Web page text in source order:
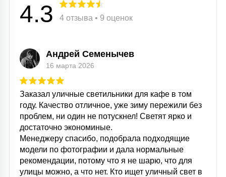
4.3 4 отзыва • 9 оценок
Андрей Семенычев
16 марта 2026
Заказал уличные светильники для кафе в том
году. Качество отличное, уже зиму пережили без
проблем, ни один не потускнел! Светят ярко и
достаточно экономиные.
Менеджеру спасибо, подобрала подходящие
модели по фотографии и дала нормальные
рекомендации, потому что я не шарю, что для
улицы можно, а что нет. Кто ищет уличный свет в